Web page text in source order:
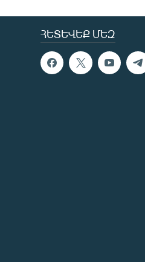
ՀԵՏԵՎԵՔ ՄԵԶ